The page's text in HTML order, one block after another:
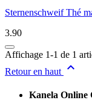
Nouveaux
Promotions
Promotions
Catégories
thé comme
Sternenschweif Thé
3.90
Affichage 1-1 de 1
Retour en haut 
Kanela Online